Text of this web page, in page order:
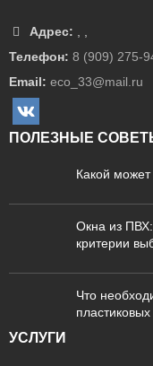
Адрес:
Телефон: 8 (909) 275-
Email: eco_33@mail.ru
ПОЛЕЗНЫЕ
Какой
Окна из ПВХ:
критерии
Что
УСЛУГИ